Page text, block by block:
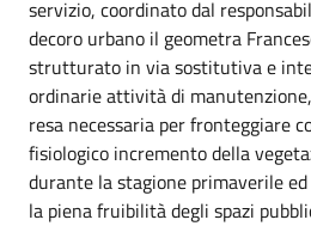
servizio, coordinato dal
decoro urbano il geometra
strutturato in via sostitutiva e
ordinarie attività di
resa necessaria per fronteggiare
fisiologico incremento della
durante la stagione primaverile
la piena fruibilità degli spazi